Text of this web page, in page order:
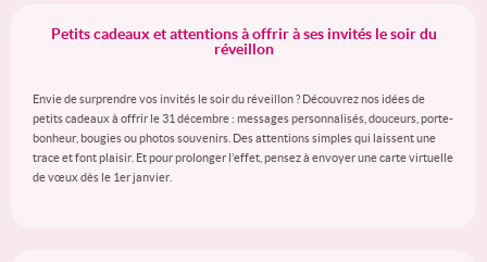
Petits cadeaux et attentions à offrir à ses invités le soir du
réveillon
Envie de surprendre vos invités le soir du réveillon ? Découvrez nos idées de
petits cadeaux à offrir le 31 décembre : messages personnalisés, douceurs, porte-
bonheur, bougies ou photos souvenirs. Des attentions simples qui laissent une
trace et font plaisir. Et pour prolonger l’effet, pensez à envoyer une carte virtuelle
de vœux dès le 1er janvier.